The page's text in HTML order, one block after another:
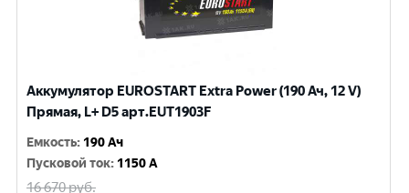
Аккумулятор EUROSTART Extra Power (190 Ач, 12 V)
Прямая, L+ D5 арт.EUT1903F
Емкость: 190 Ач
Пусковой ток: 1150 A
16 670руб.